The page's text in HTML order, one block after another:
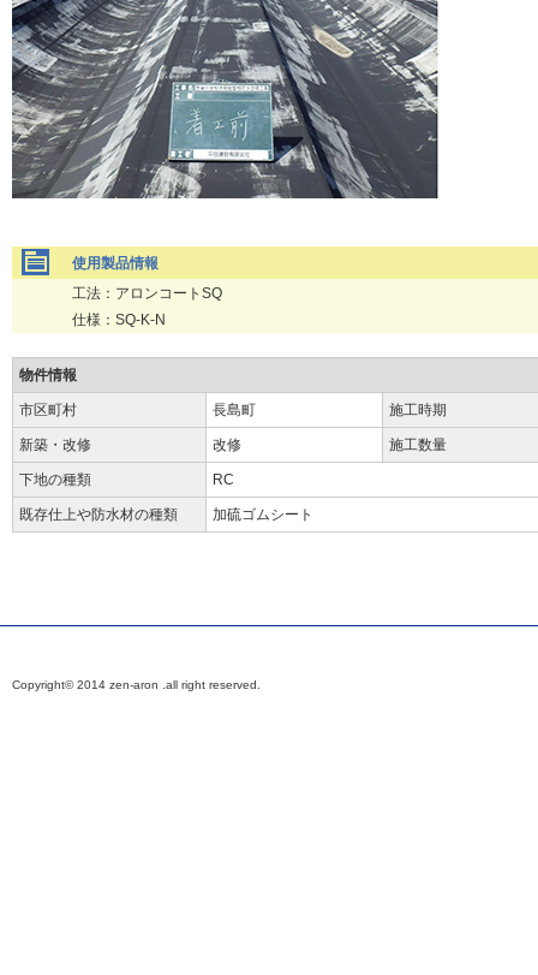
使用製品情報
工法：アロンコートSQ
仕様：SQ-K-N
物件情報
市区町村 長島町 施工時期
新築・改修 改修 施工数量
下地の種類 RC
既存仕上や防水材の種類 加硫ゴムシート
Copyright© 2014 zen-aron .all right reserved.